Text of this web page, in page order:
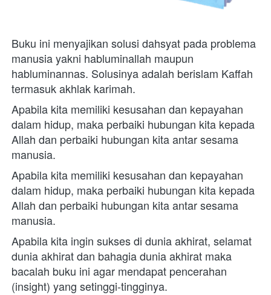
Buku ini menyajikan solusi dahsyat pada problema
manusia yakni habluminallah maupun
habluminannas. Solusinya adalah berislam Kaffah
termasuk akhlak karimah.
Apabila kita memiliki kesusahan dan kepayahan
dalam hidup, maka perbaiki hubungan kita kepada
Allah dan perbaiki hubungan kita antar sesama
manusia.
Apabila kita memiliki kesusahan dan kepayahan
dalam hidup, maka perbaiki hubungan kita kepada
Allah dan perbaiki hubungan kita antar sesama
manusia.
Apabila kita ingin sukses di dunia akhirat, selamat
dunia akhirat dan bahagia dunia akhirat maka
bacalah buku ini agar mendapat pencerahan
(insight) yang setinggi-tingginya.